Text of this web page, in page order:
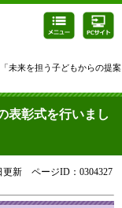
未来を担う子どもからの提案
表彰式を行いまし
更新 ページID：0304327